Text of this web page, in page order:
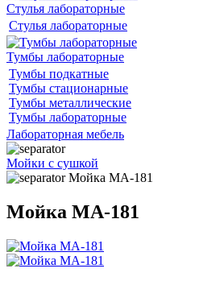
Стулья лабораторные
Стулья лабораторные
Тумбы лабораторные
Тумбы подкатные
Тумбы стационарные
Тумбы металлические
Тумбы лабораторные
Лабораторная мебель
Мойки с сушкой
Мойка МА-181
Мойка МА-181